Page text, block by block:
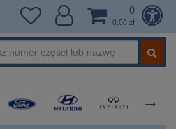
0
0,00 zł